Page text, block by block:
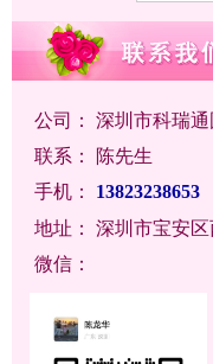
公司： 深圳市科瑞
联系： 陈先生
手机：
13823238653
地址： 深圳市宝安
微信：